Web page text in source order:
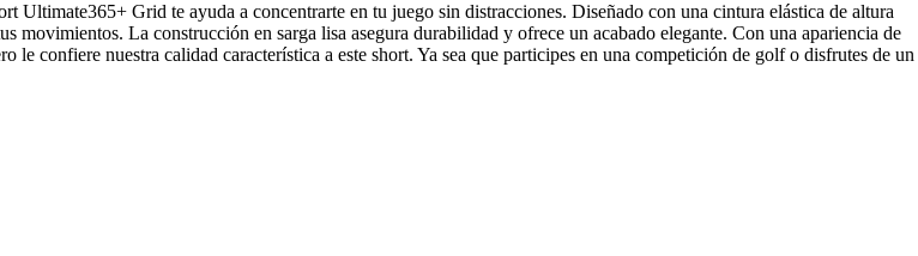
Ultimate365+ Grid te ayuda a concentrarte en tu juego sin distracciones. Diseñado con una cintura elástica de altura
movimientos. La construcción en sarga lisa asegura durabilidad y ofrece un acabado elegante. Con una apariencia de
confiere nuestra calidad característica a este short. Ya sea que participes en una competición de golf o disfrutes de un